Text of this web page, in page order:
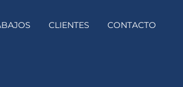
CLIENTES CONTACTO